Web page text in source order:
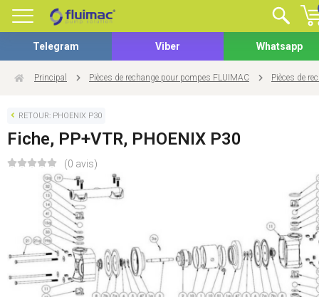
Telegram Viber Whatsapp
Principal Pièces de rechange pour pompes FLUIMAC Pièces de
RETOUR: PHOENIX P30
Fiche, PP+VTR, PHOENIX P30
(0 avis)